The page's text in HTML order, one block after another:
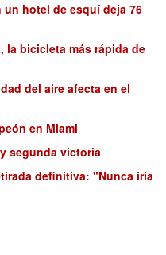
hotel de esquí deja 76
la bicicleta más rápida de
del aire afecta en el
en Miami
segunda victoria
definitiva: "Nunca iría